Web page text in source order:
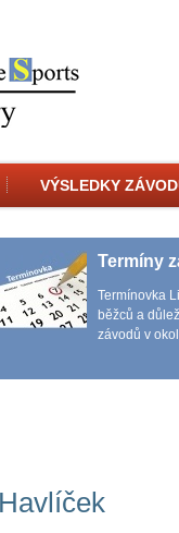
VÝSLEDKY
Termíny
Termínovka
běžců a
závodů v